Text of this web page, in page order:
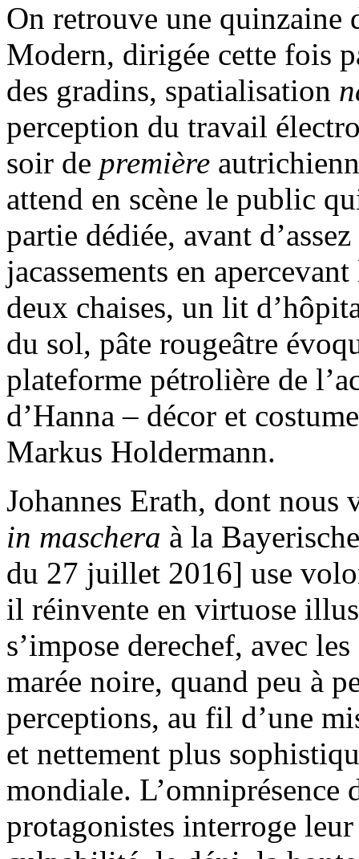
On retrouve une quinzaine
Modern, dirigée cette fois
des gradins, spatialisation
perception du travail
soir de première
attend en scène le public
partie dédiée, avant
jacassements en
deux chaises, un lit
du sol, pâte rougeâtre
plateforme pétrolière de
d’Hanna – décor et
Markus Holdermann.
Johannes Erath, dont
in maschera à la
du 27 juillet 2016] use
il réinvente en virtuose
s’impose derechef, avec
marée noire, quand peu à
perceptions, au fil d’une
et nettement plus
mondiale. L’omniprésence
protagonistes interroge